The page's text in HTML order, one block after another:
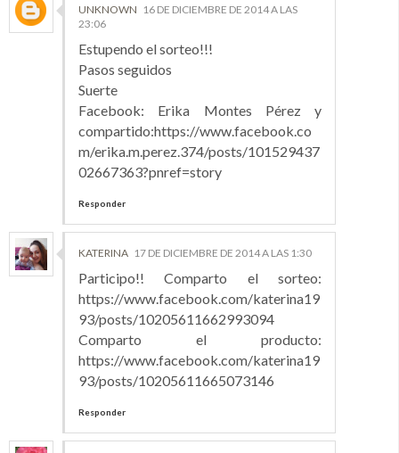
UNKNOWN 16 DE DICIEMBRE DE 2014 A LAS
23:06
Estupendo el sorteo!!!
Pasos seguidos
Suerte
Facebook: Erika Montes Pérez y
compartido:https://www.facebook.co
m/erika.m.perez.374/posts/101529437
02667363?pnref=story
Responder
KATERINA 17 DE DICIEMBRE DE 2014 A LAS 1:30
Participo!! Comparto el sorteo:
https://www.facebook.com/katerina19
93/posts/10205611662993094
Comparto el producto:
https://www.facebook.com/katerina19
93/posts/10205611665073146
Responder